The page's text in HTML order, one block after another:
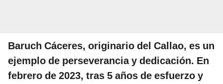
Baruch Cáceres, originario del Callao, es un
ejemplo de perseverancia y dedicación. En
febrero de 2023, tras 5 años de esfuerzo y